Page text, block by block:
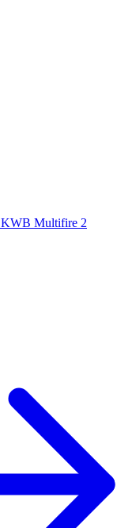
KWB Multifire 2